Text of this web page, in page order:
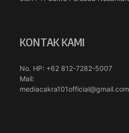
KONTAK KAMI
No. HP: +62 812-7282-5007
Mail:
mediacakra101official@gmail.com